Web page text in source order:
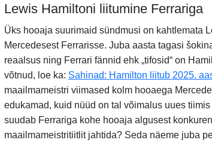
Lewis Hamiltoni liitumine Ferrariga
Üks hooaja suurimaid sündmusi on kahtlemata
Mercedesest Ferrarisse. Juba aasta tagasi
reaalsus ning Ferrari fännid ehk „tifosid“ on
võtnud, loe ka: Sahinad: Hamilton liitub 2025.
maailmameistri viimased kolm hooaega
edukamad, kuid nüüd on tal võimalus uues
suudab Ferrariga kohe hooaja algusest
maailmameistritiitlit jahtida? Seda näeme juba